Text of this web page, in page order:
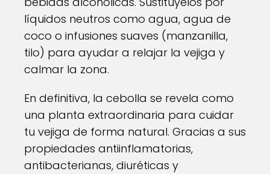
líquidos neutros como agua, agua de
coco o infusiones suaves (manzanilla,
tilo) para ayudar a relajar la vejiga y
calmar la zona.
En definitiva, la cebolla se revela como
una planta extraordinaria para cuidar
tu vejiga de forma natural. Gracias a sus
propiedades antiinflamatorias,
antibacterianas, diuréticas y